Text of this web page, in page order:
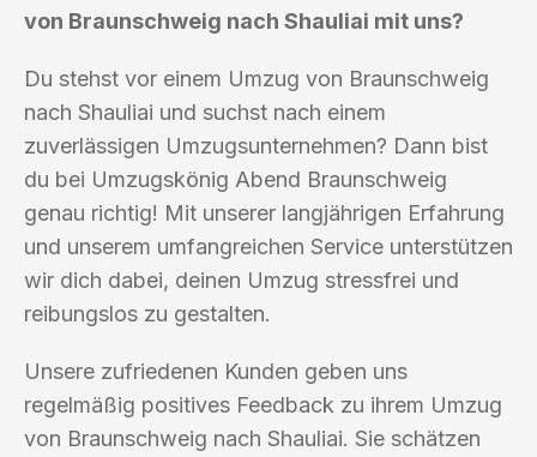
von Braunschweig nach Shauliai mit uns?
Du stehst vor einem Umzug von Braunschweig
nach Shauliai und suchst nach einem
zuverlässigen Umzugsunternehmen? Dann bist
du bei Umzugskönig Abend Braunschweig
genau richtig! Mit unserer langjährigen Erfahrung
und unserem umfangreichen Service unterstützen
wir dich dabei, deinen Umzug stressfrei und
reibungslos zu gestalten.
Unsere zufriedenen Kunden geben uns
regelmäßig positives Feedback zu ihrem Umzug
von Braunschweig nach Shauliai. Sie schätzen